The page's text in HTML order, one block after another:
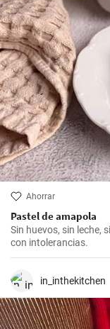
Ahorrar
Pastel de amapola
Sin huevos, sin leche,
con intolerancias.
in_inthekitchen